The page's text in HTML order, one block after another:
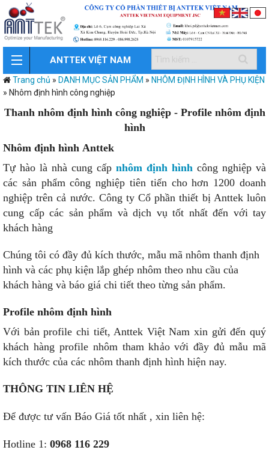
ANTTEK VIỆT NAM
Trang chủ » DANH MỤC SẢN PHẨM » NHÔM ĐỊNH HÌNH VÀ PHỤ KIỆN
» Nhôm định hình công nghiệp
Thanh nhôm định hình công nghiệp - Profile nhôm định
hình
Nhôm định hình Anttek
Tự hào là nhà cung cấp nhôm định hình công nghiệp và
các sản phẩm công nghiệp tiên tiến cho hơn 1200 doanh
nghiệp trên cả nước. Công ty Cổ phần thiết bị Anttek luôn
cung cấp các sản phẩm và dịch vụ tốt nhất đến với tay
khách hàng
Chúng tôi có đầy đủ kích thước, mẫu mã nhôm thanh định
hình và các phụ kiện lắp ghép nhôm theo nhu cầu của
khách hàng và báo giá chi tiết theo từng sản phẩm.
Profile nhôm định hình
Với bản profile chi tiết, Anttek Việt Nam xin gửi đến quý
khách hàng profile nhôm tham khảo với đầy đủ mẫu mã
kích thước của các nhôm thanh định hình hiện nay.
THÔNG TIN LIÊN HỆ
Để được tư vấn Báo Giá tốt nhất , xin liên hệ:
Hotline 1: 0968 116 229